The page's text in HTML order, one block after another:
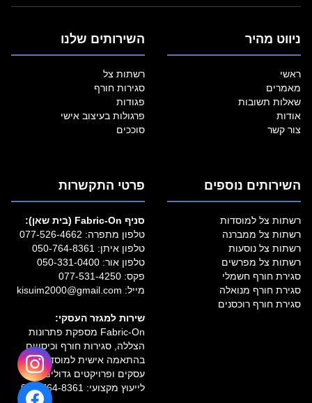
ניווט מהיר
ראשי
מאמרים
שאלות תשובות
אודות
צור קשר
השירותים שלנו
רשתות צל
סגירות חורף
פגודות
פרגולות בעיצוב אישי
סוככים
השירותים נוספים
רשתות צל למוסדות
רשתות צל ממברנה
רשתות צל נוסעות
רשתות צל מפרשים
סגירת חורף חשמלי
סגירת חורף מנואלה
סגירת חורף רוכסנים
פרטי התקשרות
סניף Fabric‑On (בית שאן):
טלפון מתפרה: 077-526-4662
טלפון איתן: 050-764-8361
טלפון אור: 050-331-0400
פקס: 077-531-4250
מייל: kisuim2000@gmail.com
שירות למגזר העסקי:
Fabric‑On מספקת פתרונות
הצללה, סגירות חורף וכיסויים
בהתאמה אישית למוסדות,
עסקים ופרויקטים גדולים.
לייעוץ מקצועי: 050-764-8361